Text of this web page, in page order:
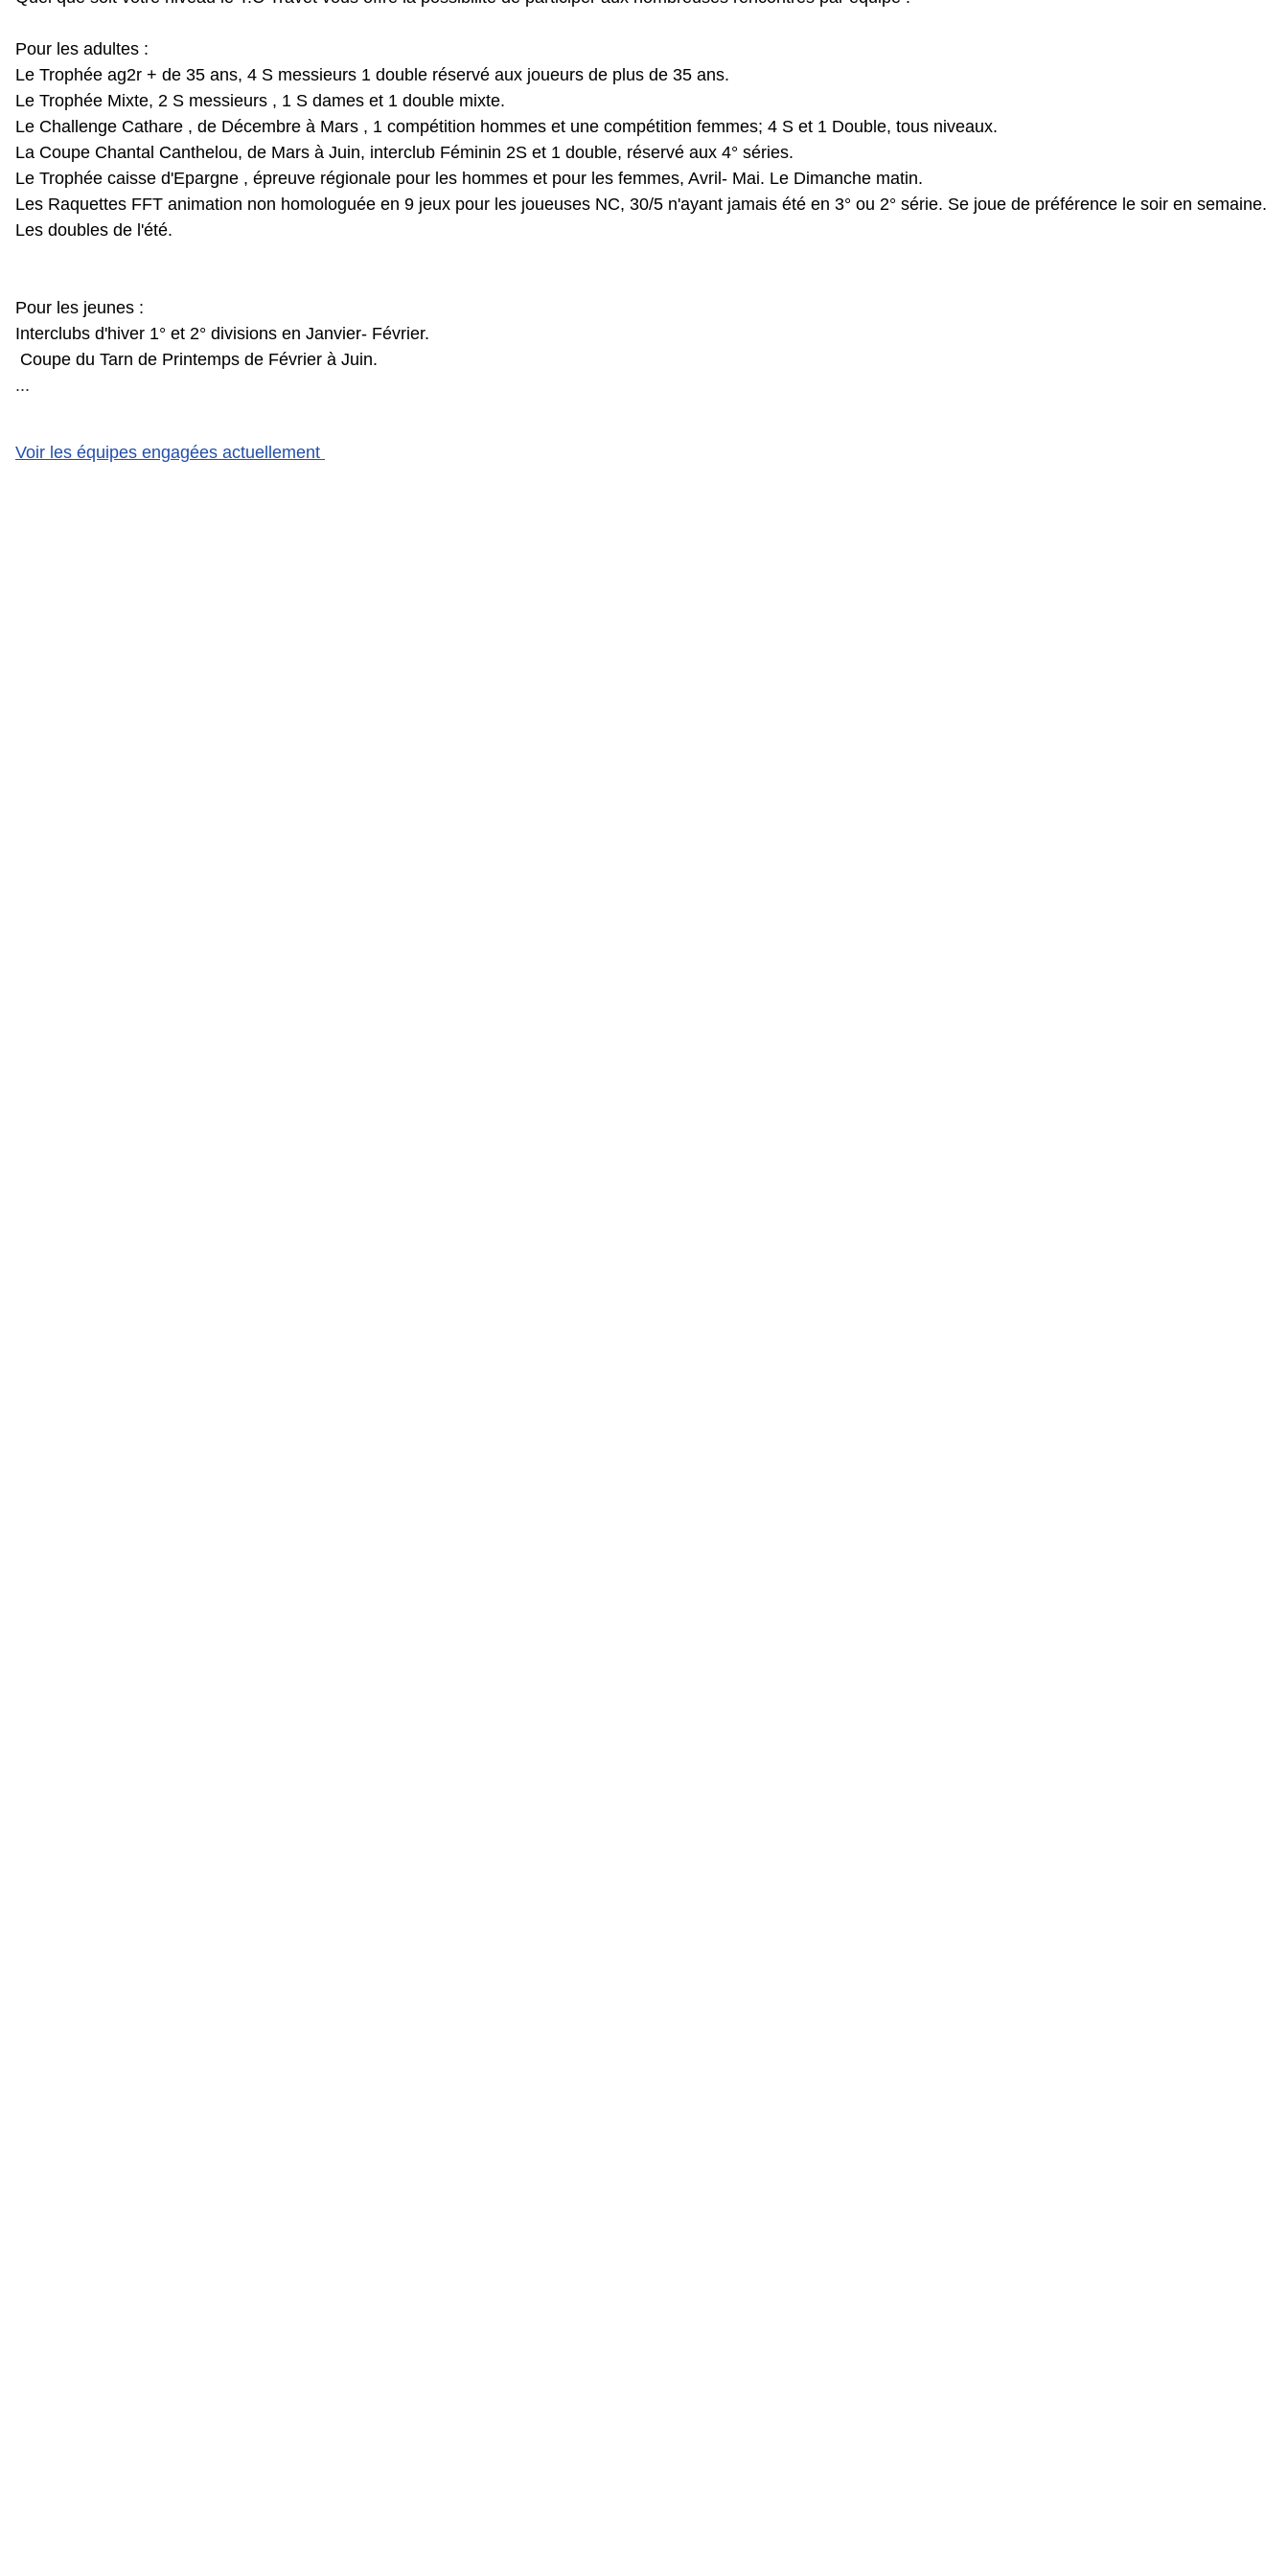
Pour les adultes :
Le Trophée ag2r + de 35 ans, 4 S messieurs 1 double réservé aux joueurs de plus de 35 ans.
Le Trophée Mixte, 2 S messieurs , 1 S dames et 1 double mixte.
Le Challenge Cathare , de Décembre à Mars , 1 compétition hommes et une compétition femmes; 4 S et 1 Double, tous niveaux.
La Coupe Chantal Canthelou, de Mars à Juin, interclub Féminin 2S et 1 double, réservé aux 4° séries.
Le Trophée caisse d'Epargne , épreuve régionale pour les hommes et pour les femmes, Avril- Mai. Le Dimanche matin.
Les Raquettes FFT animation non homologuée en 9 jeux pour les joueuses NC, 30/5 n'ayant jamais été en 3° ou 2° série. Se joue de préférence le soir en semaine.
Les doubles de l'été.
Pour les jeunes :
Interclubs d'hiver 1° et 2° divisions en Janvier- Février.
Coupe du Tarn de Printemps de Février à Juin.
...
Voir les équipes engagées actuellement